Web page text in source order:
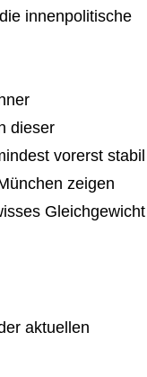
innenpolitische
dieser
vorerst stabil
zeigen
Gleichgewicht
aktuellen